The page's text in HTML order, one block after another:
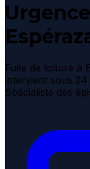
Fuite de toiture à
intervient sous
Spécialiste des